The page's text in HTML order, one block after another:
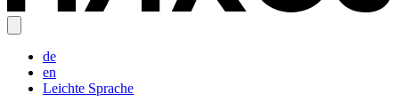
de
en
Leichte Sprache